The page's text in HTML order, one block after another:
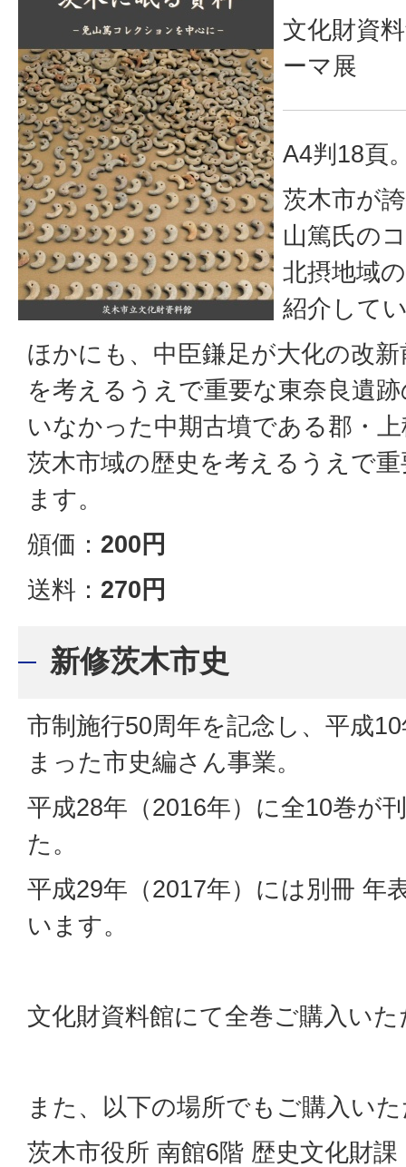
文化財資
ーマ展
A4判18頁
茨木市が
山篤氏の
北摂地域
紹介して
ほかにも、中臣鎌足が大化の改
を考えるうえで重要な東奈良遺
いなかった中期古墳である郡・
茨木市域の歴史を考えるうえで
ます。
頒価： 200円
送料： 270円
新修茨木市史
市制施行50周年を記念し、平成
まった市史編さん事業。
平成28年（2016年）に全10巻が
た。
平成29年（2017年）には別冊 年
います。
文化財資料館にて全巻ご購入い
また、以下の場所でもご購入い
茨木市役所 南館6階 歴史文化財課